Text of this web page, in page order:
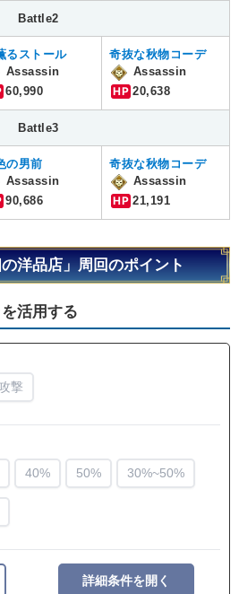
Battle2
るストール
Assassin
60,990
奇抜な秋物コーデ
Assassin
HP 20,638
Battle3
の男前
Assassin
90,686
奇抜な秋物コーデ
Assassin
HP 21,191
洋品店」周回のポイント
活用する
撃
40% 50% 30%~50%
詳細条件を開く